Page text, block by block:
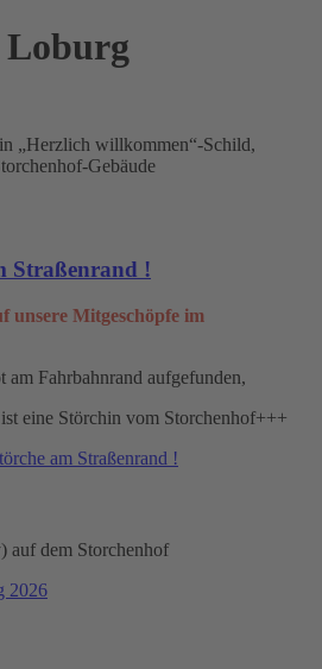
Loburg
Straßenrand !
unsere Mitgeschöpfe im
Fahrbahnrand aufgefunden,
eine Störchin vom Storchenhof+++
am Straßenrand !
auf dem Storchenhof
2026